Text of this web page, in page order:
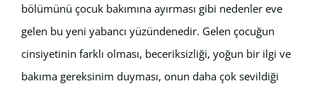
bölümünü çocuk bakımına ayırması gibi nedenler eve
gelen bu yeni yabancı yüzündenedir. Gelen çocuğun
cinsiyetinin farklı olması, beceriksizliği, yoğun bir ilgi ve
bakıma gereksinim duyması, onun daha çok sevildiği